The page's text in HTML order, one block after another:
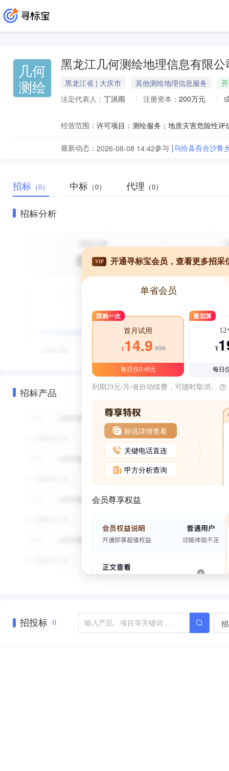
几何
测绘
黑龙江几何测绘地理信息有限公
黑龙江省 | 大庆市 其他测绘地理信息服务
法定代表人： 丁洪雨 注册资本： 200万元
经营范围：
最新动态： 2026-08-08 14:42参与 [乌恰县吾合沙鲁
招标 （0） 中标 （0） 代理 （0）
招标分析
招标产品
VIP 开通寻标宝会员，查看更多招采
单省会员
限购一次
首月试用
¥14.9 ¥39
每日仅0.48元
最划算
12
¥
每日
到期29元/月/省自动续费，可随时取消。
标讯详情查看
关键电话直连
甲方分析查询
会员尊享权益
招投标 0